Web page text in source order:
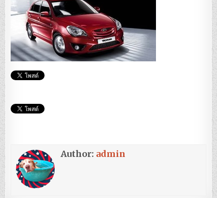
Author: admin